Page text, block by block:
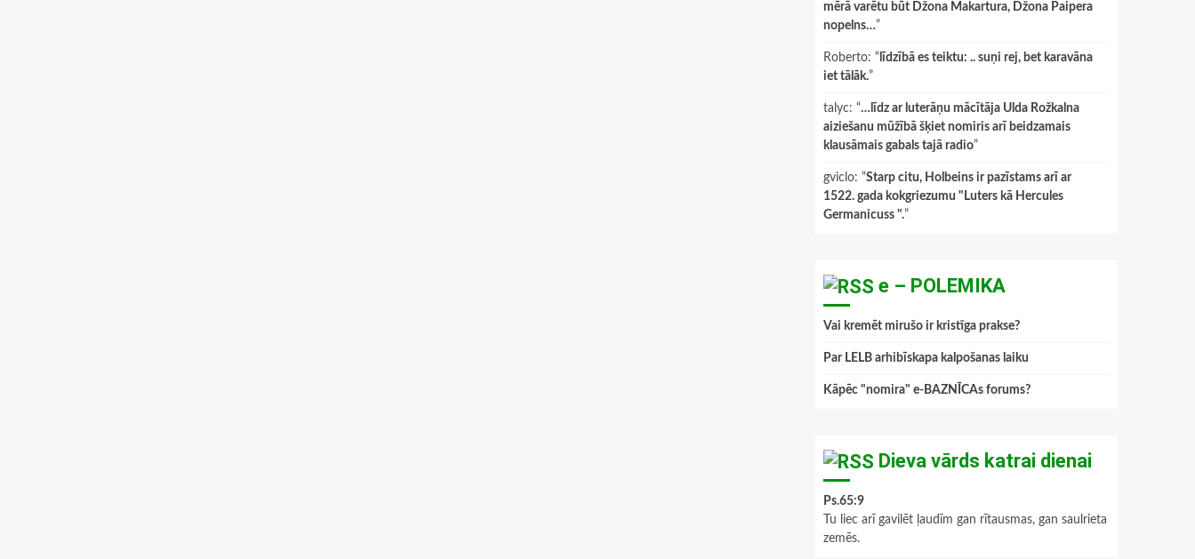
mērā varētu būt Džona Makartura, Džona Paipera
nopelns…”
Roberto: “ līdzībā es teiktu: .. suņi rej, bet karavāna
iet tālāk.”
talyc: “…līdz ar luterāņu mācītāja Ulda Rožkalna
aiziešanu mūžībā šķiet nomiris arī beidzamais
klausāmais gabals tajā radio”
gviclo: “Starp citu, Holbeins ir pazīstams arī ar
1522. gada kokgriezumu "Luters kā Hercules
Germanicuss ".”
e – POLEMIKA
Vai kremēt mirušo ir kristīga prakse?
Par LELB arhibīskapa kalpošanas laiku
Kāpēc "nomira" e-BAZNĪCAs forums?
Dieva vārds katrai dienai
Ps.65:9
Tu liec arī gavilēt ļaudīm gan rītausmas, gan saulrieta
zemēs.